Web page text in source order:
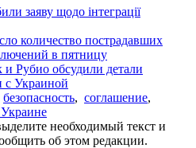
заяву щодо інтеграції
количество пострадавших
в пятницу
и Рубио обсудили детали
с Украиной
безопасность, соглашение,
необходимый текст и
об этом редакции.